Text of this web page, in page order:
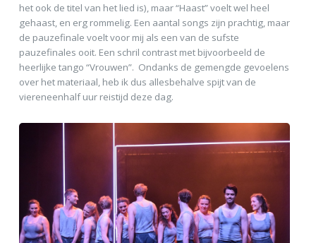
het ook de titel van het lied is), maar “Haast” voelt wel heel
gehaast, en erg rommelig. Een aantal songs zijn prachtig, maar
de pauzefinale voelt voor mij als een van de sufste
pauzefinales ooit. Een schril contrast met bijvoorbeeld de
heerlijke tango “Vrouwen”. Ondanks de gemengde gevoelens
over het materiaal, heb ik dus allesbehalve spijt van de
viereneenhalf uur reistijd deze dag.